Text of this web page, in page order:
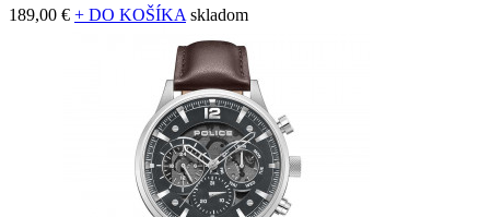
189,00 € + DO KOŠÍKA skladom